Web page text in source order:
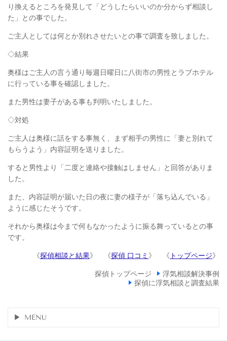
り換えるところを発見して「どうしたらいいのか分からず相談し
た」との事でした。
ご主人としては何とか別れさせたいとの事で調査を致しました。
◇結果
奥様はご主人の言う通り毎週日曜日に八街市の男性とラブホテル
に行っている事を確認しました。
また男性は妻子がある事も判明いたしました。
◇対処
ご主人は奥様に話をする事無く、まず相手の男性に「妻と別れて
もらうよう」 内容証明を送りました。
すると男性より「二度と連絡や接触はしません」と回答がありま
した。
また、内容証明が届いた日の夜に妻の様子が「落ち込んでいる」
ように感じたそうです。
それから奥様は今まで何もなかったように振る舞っているとの事
です。
《探偵相談と結果》 《探偵 口コミ 》 《 トップページ》
探偵トップページ
浮気相談解決事例
探偵に浮気相談と調査結果
MENU